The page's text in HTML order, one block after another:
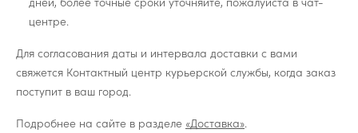
центре.
Для согласования даты и интервала доставки с вами
свяжется Контактный центр курьерской службы, когда заказ
поступит в ваш город.
Подробнее на сайте в разделе «Доставка».